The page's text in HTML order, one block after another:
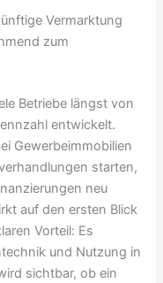
Vermarktung
zum
Betriebe längst von
entwickelt.
Gewerbeimmobilien
starten,
neu
auf den ersten Blick
Vorteil: Es
und Nutzung in
sichtbar, ob ein